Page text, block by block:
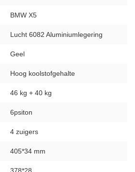
BMW X5
Lucht 6082 Aluminiumlegering
Geel
Hoog koolstofgehalte
46 kg + 40 kg
6psiton
4 zuigers
405*34 mm